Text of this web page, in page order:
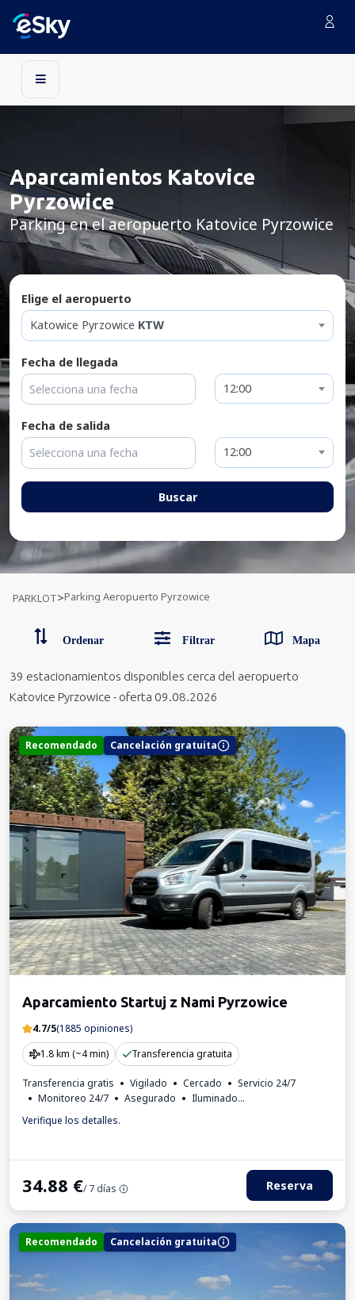
Aparcamientos Katovice
Pyrzowice
Parking en el aeropuerto Katovice Pyrzowice
Elige el aeropuerto
Katowice Pyrzowice KTW
Fecha de llegada
12:00
Fecha de salida
12:00
Buscar
PARKLOT>Parking Aeropuerto Pyrzowice
Ordenar Filtrar Mapa
39 estacionamientos disponibles cerca del aeropuerto
Katovice Pyrzowice - oferta 09.08.2026
Recomendado Cancelación gratuita
Aparcamiento Startuj z Nami Pyrzowice
4.7/5(1885 opiniones)
1.8 km (~4 min)
Transferencia gratuita
Transferencia gratis Vigilado Cercado
Servicio 24/7
Monitoreo 24/7
Asegurado
Iluminado
Lugares para autobuses
Verifique los detalles.
34.88 €/ 7 días Reserva
Recomendado Cancelación gratuita